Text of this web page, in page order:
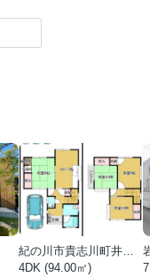
紀の川市貴志川町井ノ口
4DK (94.00㎡)